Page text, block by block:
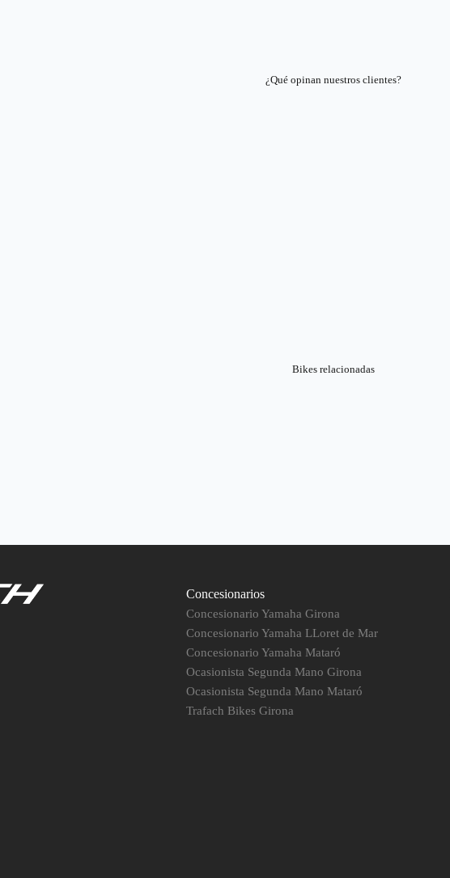
¿Qué opinan nuestros clientes?
Bikes relacionadas
Concesionarios
Concesionario Yamaha Girona
Concesionario Yamaha LLoret de Mar
Concesionario Yamaha Mataró
Ocasionista Segunda Mano Girona
Ocasionista Segunda Mano Mataró
Trafach Bikes Girona